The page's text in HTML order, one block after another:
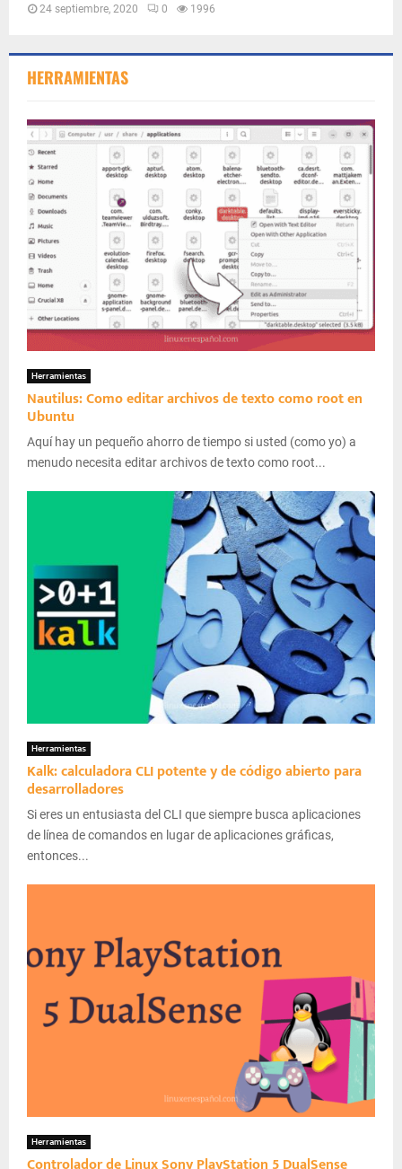
24 septiembre, 2020 0 1996
HERRAMIENTAS
Herramientas
Nautilus: Como editar archivos de texto como root en
Ubuntu
Aquí hay un pequeño ahorro de tiempo si usted (como yo) a
menudo necesita editar archivos de texto como root...
Herramientas
Kalk: calculadora CLI potente y de código abierto para
desarrolladores
Si eres un entusiasta del CLI que siempre busca aplicaciones
de línea de comandos en lugar de aplicaciones gráficas,
entonces...
Herramientas